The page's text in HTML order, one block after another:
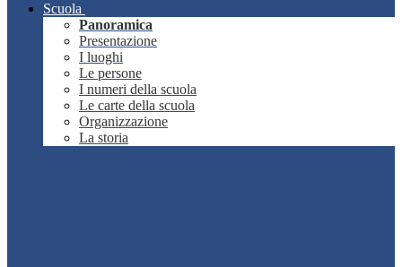
Scuola
Panoramica
Presentazione
I luoghi
Le persone
I numeri della scuola
Le carte della scuola
Organizzazione
La storia